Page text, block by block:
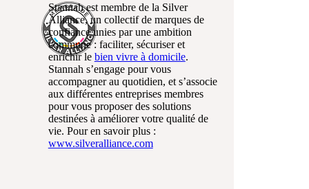
Stannah est membre de la Silver
Alliance, un collectif de marques de
confiance unies par une ambition
commune : faciliter, sécuriser et
enrichir le bien vivre à domicile.
Stannah s’engage pour vous
accompagner au quotidien, et s’associe
aux différentes entreprises membres
pour vous proposer des solutions
destinées à améliorer votre qualité de
vie. Pour en savoir plus :
www.silveralliance.com